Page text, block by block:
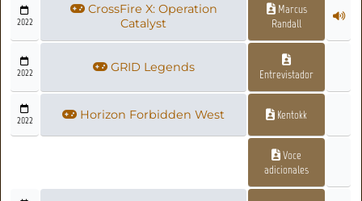
2022
CrossFire X: Operation
Catalyst
Marcus
Randall
2022 GRID Legends Entrevistador
2022 Horizon Forbidden West Kentokk
Voce
adicionales